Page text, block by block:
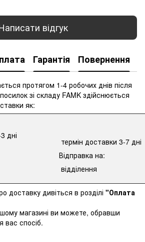
відгук
Гарантія Повернення
протягом 1-4 робочих днів після
зі складу FAMK здійснюється
як:
дні
термін доставки 3-7 дні
Відправка на:
відділення
доставку дивіться в розділі "Оплата
магазині ви можете, обравши
вас спосіб.